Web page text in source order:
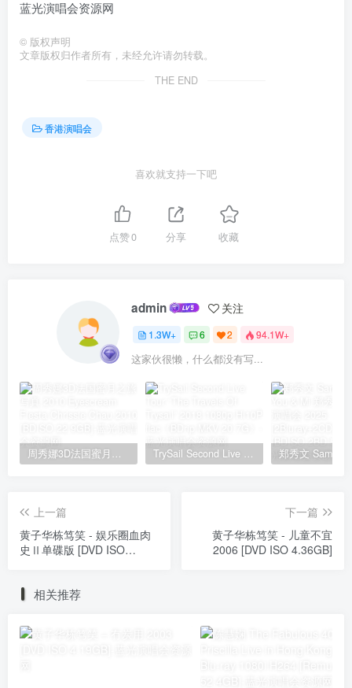
© 版权声明
文章版权归作者所有，未经允许请勿转载。
THE END
香港演唱会
喜欢就支持一下吧
点赞0 分享 收藏
admin 关注
1.3W+ 6 2 94.1W+
这家伙很懒，什么都没有写...
周秀娜3D法国蜜月之旅写真 2010 Eyescream Fiesta Chrissie Chau 2010 [BDISO 22.9GB] TrySail Second Live Tour “The Travels Of Trysail” 2018 1080p Hi10P flac《BDrip MKV 20.7G》
上一篇
黄子华栋笃笑 - 娱乐圈血肉
史Ⅱ单碟版 [DVD ISO
下一篇
黄子华栋笃笑 - 儿童不宜
2006 [DVD ISO 4.36GB]
相关推荐